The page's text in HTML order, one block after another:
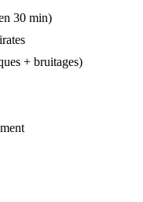
30 min)
+ bruitages)